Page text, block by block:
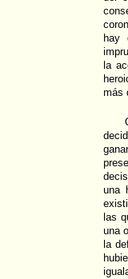
hay
la
más
una
las
una
la